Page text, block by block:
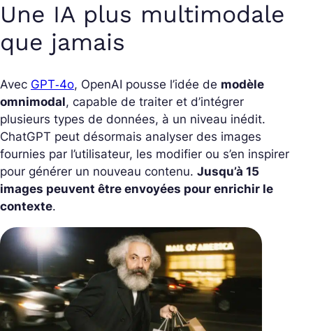
Une IA plus multimodale
que jamais
Avec GPT‑4o, OpenAI pousse l’idée de modèle
omnimodal, capable de traiter et d’intégrer
plusieurs types de données, à un niveau inédit.
ChatGPT peut désormais analyser des images
fournies par l’utilisateur, les modifier ou s’en inspirer
pour générer un nouveau contenu. Jusqu’à 15
images peuvent être envoyées pour enrichir le
contexte.